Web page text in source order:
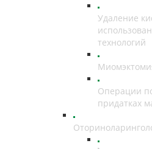
Удаление
технологий
Операции
придатках